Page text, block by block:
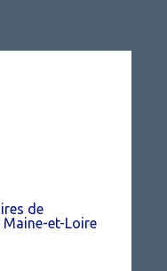
de
Maine-et-Loire